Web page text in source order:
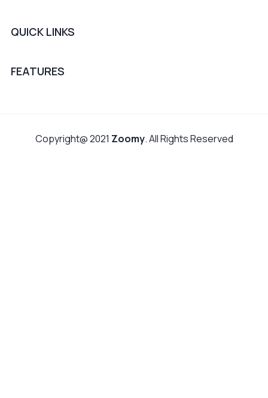
QUICK LINKS
FEATURES
Copyright@ 2021 Zoomy. All Rights Reserved